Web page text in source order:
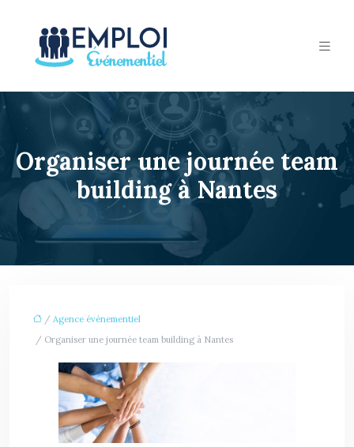
Organiser une journée team
building à Nantes
/ Agence événementiel
/ Organiser une journée team building à Nantes